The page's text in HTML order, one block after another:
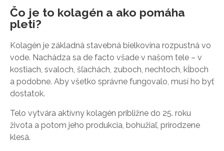
Čo je to kolagén a ako pomáha
pleti?
Kolagén je základná stavebná bielkovina rozpustná vo
vode. Nachádza sa de facto všade v našom tele – v
kostiach, svaloch, šľachách, zuboch, nechtoch, kĺboch
a podobne. Aby všetko správne fungovalo, musí ho byť
dostatok.
Telo vytvára aktívny kolagén približne do 25. roku
života a potom jeho produkcia, bohužiaľ, prirodzene
klesá.